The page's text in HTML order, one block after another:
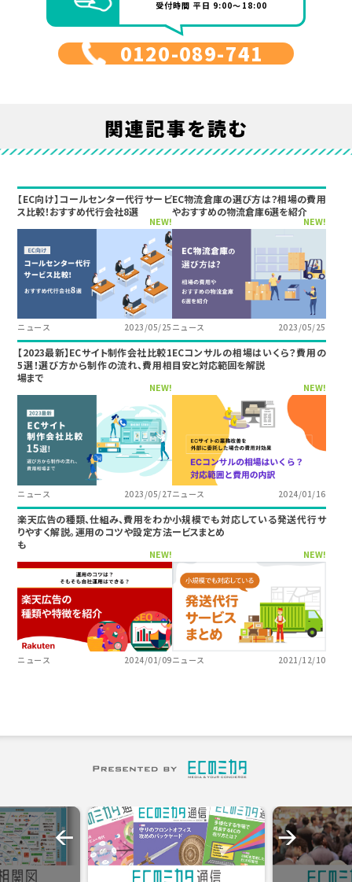
受付時間 平日 9:00～18:00
0120-089-741
関連記事を読む
【EC向け】コールセンター代行サービ
ス比較！おすすめ代行会社8選
NEW!
ニュース 2023/05/25
EC物流倉庫の選び方は？相場の費用
やおすすめの物流倉庫6選を紹介
NEW!
ニュース 2023/05/25
【2023最新】ECサイト制作会社比較1
5選！選び方から制作の流れ、費用相
場まで
NEW!
ニュース 2023/05/27
ECコンサルの相場はいくら？費用の
目安と対応範囲を解説
NEW!
ニュース 2024/01/16
楽天広告の種類、仕組み、費用をわか
りやすく解説。運用のコツや設定方法
も
NEW!
ニュース 2024/01/09
小規模でも対応している発送代行サ
ービスまとめ
NEW!
ニュース 2021/12/10